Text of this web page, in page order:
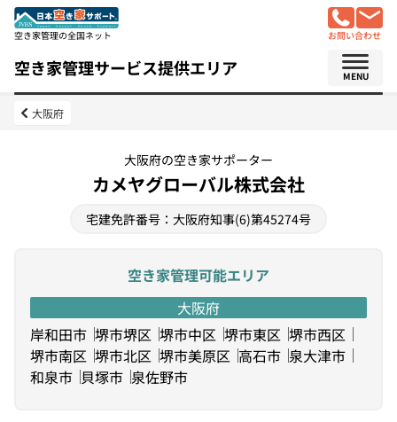
空き家管理の全国ネット お問い合わせ
空き家管理サービス提供エリア MENU
大阪府
大阪府の空き家サポーター
カメヤグローバル株式会社
宅建免許番号：大阪府知事(6)第45274号
空き家管理可能エリア
大阪府
岸和田市 堺市堺区 堺市中区 堺市東区 堺市西区
堺市南区 堺市北区 堺市美原区 高石市 泉大津市
和泉市 貝塚市 泉佐野市